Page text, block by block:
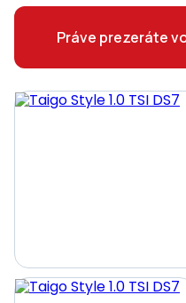
Práve prezeráte